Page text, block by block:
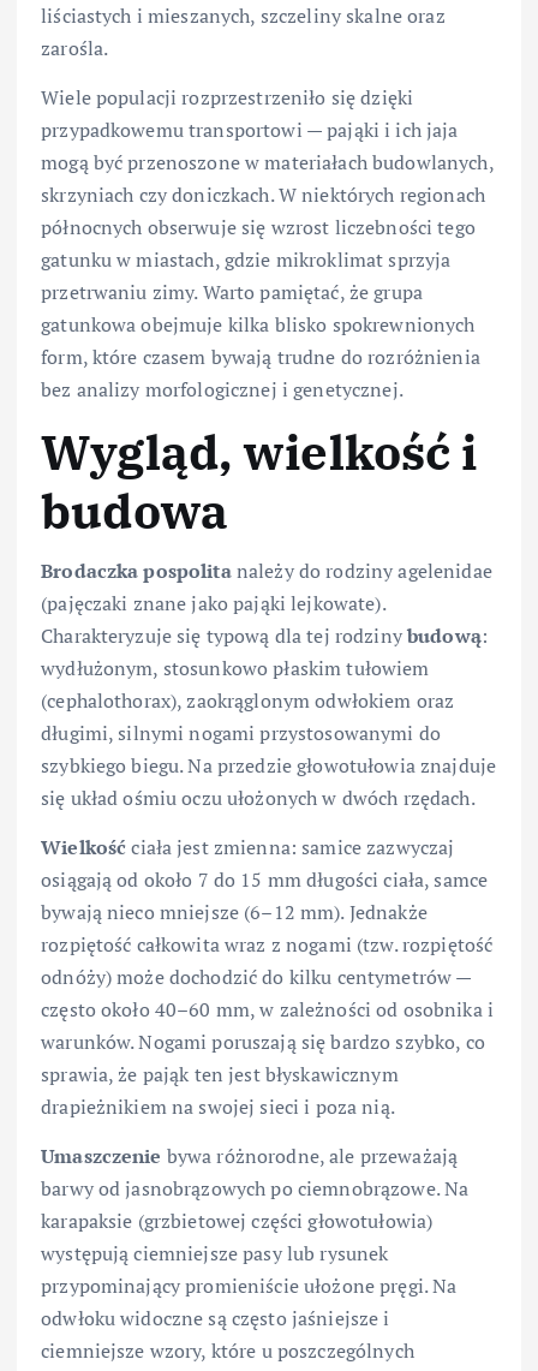
liściastych i mieszanych, szczeliny skalne oraz
zarośla.
Wiele populacji rozprzestrzeniło się dzięki
przypadkowemu transportowi — pająki i ich jaja
mogą być przenoszone w materiałach budowlanych,
skrzyniach czy doniczkach. W niektórych regionach
północnych obserwuje się wzrost liczebności tego
gatunku w miastach, gdzie mikroklimat sprzyja
przetrwaniu zimy. Warto pamiętać, że grupa
gatunkowa obejmuje kilka blisko spokrewnionych
form, które czasem bywają trudne do rozróżnienia
bez analizy morfologicznej i genetycznej.
Wygląd, wielkość i
budowa
Brodaczka pospolitanależy do rodziny agelenidae
(pajęczaki znane jako pająki lejkowate).
Charakteryzuje się typową dla tej rodzinybudową:
wydłużonym, stosunkowo płaskim tułowiem
(cephalothorax), zaokrąglonym odwłokiem oraz
długimi, silnymi nogami przystosowanymi do
szybkiego biegu. Na przedzie głowotułowia znajduje
się układ ośmiu oczu ułożonych w dwóch rzędach.
Wielkość ciała jest zmienna: samice zazwyczaj
osiągają od około 7 do 15 mm długości ciała, samce
bywają nieco mniejsze (6–12 mm). Jednakże
rozpiętość całkowita wraz z nogami (tzw. rozpiętość
odnóży) może dochodzić do kilku centymetrów —
często około 40–60 mm, w zależności od osobnika i
warunków. Nogami poruszają się bardzo szybko, co
sprawia, że pająk ten jest błyskawicznym
drapieżnikiem na swojej sieci i poza nią.
Umaszczenie bywa różnorodne, ale przeważają
barwy od jasnobrązowych po ciemnobrązowe. Na
karapaksie (grzbietowej części głowotułowia)
występują ciemniejsze pasy lub rysunek
przypominający promieniście ułożone pręgi. Na
odwłoku widoczne są często jaśniejsze i
ciemniejsze wzory, które u poszczególnych